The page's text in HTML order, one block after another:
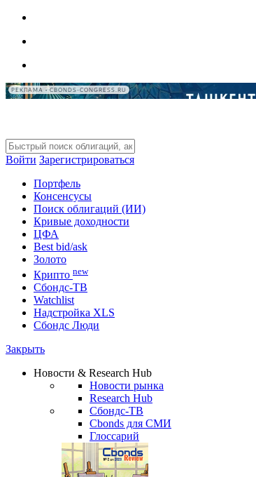
РЕКЛАМА • CBONDS-CONGRESS.RU
Войти Зарегистрироваться
Портфель
Консенсусы
Поиск облигаций (ИИ)
Кривые доходности
ЦФА
Best bid/ask
Золото
Крипто new
Сбондс-ТВ
Watchlist
Надстройка XLS
Сбондс Люди
Закрыть
Новости & Research Hub
Новости рынка
Research Hub
Сбондс-ТВ
Cbonds для СМИ
Глоссарий